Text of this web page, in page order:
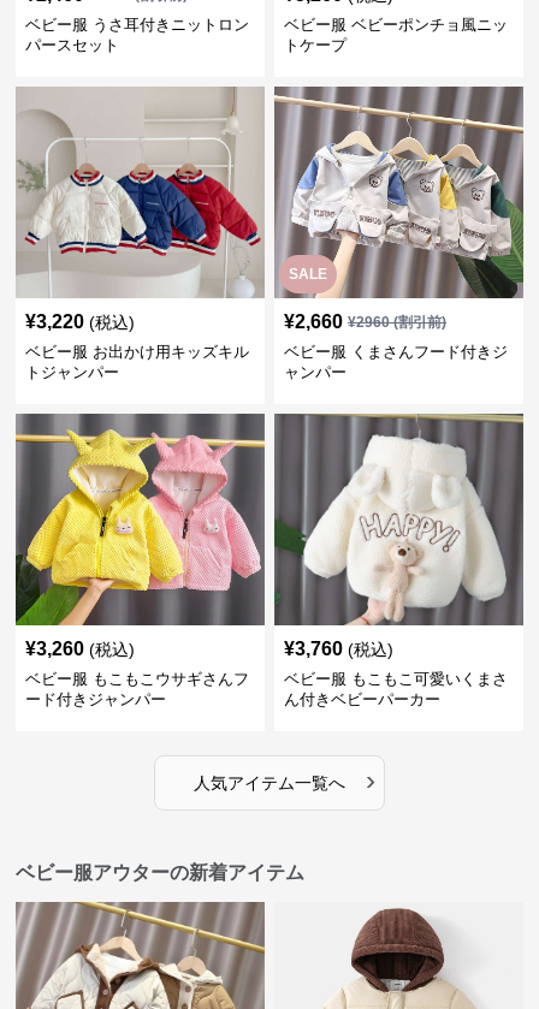
ベビー服 うさ耳付きニットロン
パースセット
ベビー服 ベビーポンチョ風ニッ
トケープ
¥3,220 (税込)
ベビー服 お出かけ用キッズキル
トジャンパー
SALE
¥2,660 ¥2960(割引前)
ベビー服 くまさんフード付きジ
ャンパー
¥3,260 (税込)
ベビー服 もこもこウサギさんフ
ード付きジャンパー
¥3,760 (税込)
ベビー服 もこもこ可愛いくまさ
ん付きベビーパーカー
人気アイテム一覧へ ›
ベビー服アウターの新着アイテム